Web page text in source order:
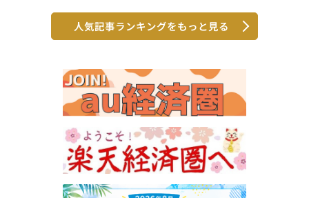
人気記事ランキングをもっと見る